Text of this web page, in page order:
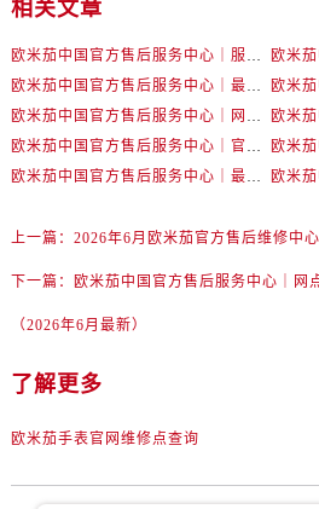
相关文章
欧米茄中国官方售后服务中心｜服务热线及详细地址权威信息公告（2026年7月最新）
欧米茄中国官方售后服务中心｜最新地址及官方服务热线权威信息公告（2026年7月最新）
欧米茄中国官方售后服务中心｜网点地址和官方热线权威信息通知（2026年7月最新）
欧米茄中国官方售后服务中心｜官方地址与售后电话权威信息公告（2026年7月最新）
欧米茄中国官方售后服务中心｜最新热线电话与地址权威信息公告（2026年7月最新）
上一篇： 2026年6月欧米茄官方售后维修中
下一篇： 欧米茄中国官方售后服务中心｜网
（2026年6月最新）
了解更多
欧米茄手表官网维修点查询